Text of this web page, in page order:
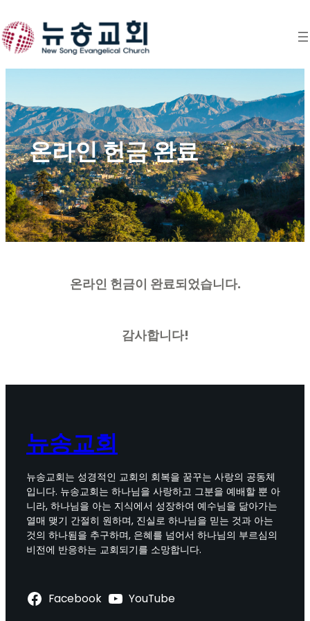
to
content
온라인 헌금 완료
온라인 헌금이 완료되었습니다.
감사합니다!
뉴송교회
뉴송교회는 성경적인 교회의 회복을 꿈꾸는 사랑의 공동체
입니다. 뉴송교회는 하나님을 사랑하고 그분을 예배할 뿐 아
니라, 하나님을 아는 지식에서 성장하여 예수님을 닮아가는
열매 맺기 간절히 원하며, 진실로 하나님을 믿는 것과 아는
것의 하나됨을 추구하며, 은혜를 넘어서 하나님의 부르심의
비전에 반응하는 교회되기를 소망합니다.
Facebook YouTube